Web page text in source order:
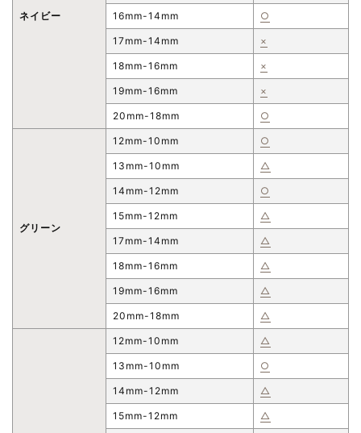
ネイビー 16mm-14mm ○
17mm-14mm ×
18mm-16mm ×
19mm-16mm ×
20mm-18mm ○
グリーン
12mm-10mm ○
13mm-10mm △
14mm-12mm ○
15mm-12mm △
17mm-14mm △
18mm-16mm △
19mm-16mm △
20mm-18mm △
12mm-10mm △
13mm-10mm ○
14mm-12mm △
15mm-12mm △